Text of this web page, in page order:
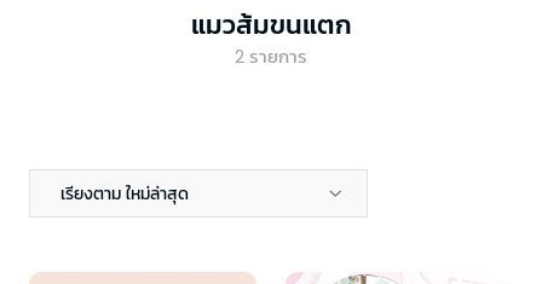
แมวส้มขนแตก
2รายการ
เรียงตาม ใหม่ล่าสุด